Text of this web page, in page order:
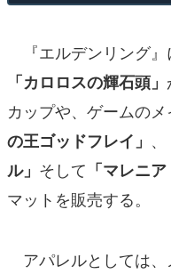
『エルデンリング』
「カロロスの輝石頭」
カップや、ゲームの
の王ゴッドフレイ」 、
ル」 そして 「マレニ
マットを販売する。
アパレルとしては、